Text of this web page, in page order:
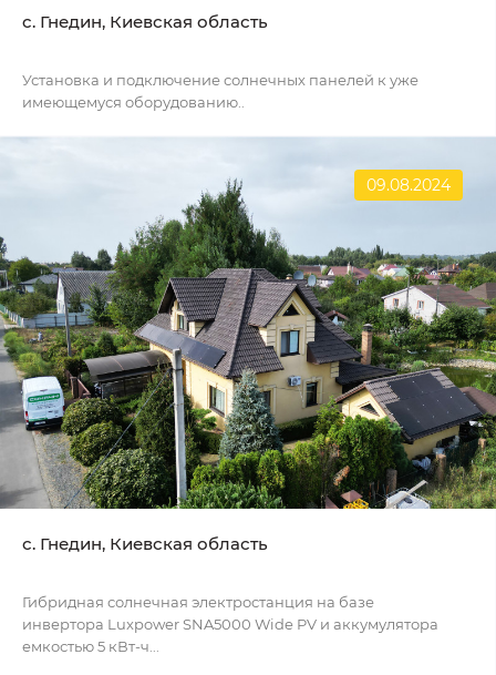
c. Гнедин, Киевская область
Установка и подключение солнечных панелей к уже
имеющемуся оборудованию..
09.08.2024
с. Гнедин, Киевская область
Гибридная солнечная электростанция на базе
инвертора Luxpower SNA5000 Wide PV и аккумулятора
емкостью 5 кВт-ч...